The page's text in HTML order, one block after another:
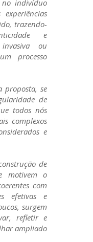
no indivíduo
trazendo-
e
ou
processo
proposta, se
de
todos nós
complexos
e
de
motivem o
com
efetivas e
surgem
refletir e
ampliado